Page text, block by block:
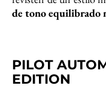
de tono equilibrado
PILOT
EDITION